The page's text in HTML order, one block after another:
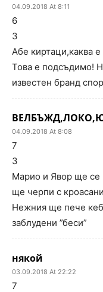
04.09.2018 At 8:11
6
3
Абе киртаци,каква е
Това е подсъдимо!
известен бранд
04.09.2018 At 8:08
7
3
Марио и Явор ще се
ще черпи с
Нежния ще пече
заблудени ”беси”
някой
03.09.2018 At 22:22
7